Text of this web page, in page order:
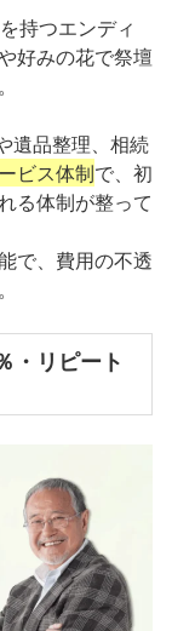
持つエンディ
好みの花で祭壇
遺品整理、相続
ビス体制で、初
る体制が整って
で、費用の不透
・リピート